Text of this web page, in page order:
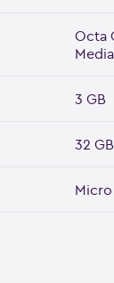
Octa
3 GB
32 GB
Micro